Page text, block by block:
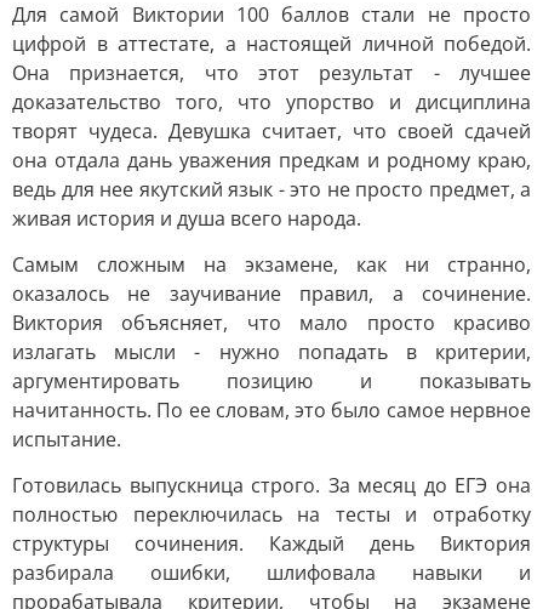
Для самой Виктории 100 баллов стали не просто
цифрой в аттестате, а настоящей личной победой.
Она признается, что этот результат - лучшее
доказательство того, что упорство и дисциплина
творят чудеса. Девушка считает, что своей сдачей
она отдала дань уважения предкам и родному краю,
ведь для нее якутский язык - это не просто предмет, а
живая история и душа всего народа.
Самым сложным на экзамене, как ни странно,
оказалось не заучивание правил, а сочинение.
Виктория объясняет, что мало просто красиво
излагать мысли - нужно попадать в критерии,
аргументировать позицию и показывать
начитанность. По ее словам, это было самое нервное
испытание.
Готовилась выпускница строго. За месяц до ЕГЭ она
полностью переключилась на тесты и отработку
структуры сочинения. Каждый день Виктория
разбирала ошибки, шлифовала навыки и
прорабатывала критерии, чтобы на экзамене